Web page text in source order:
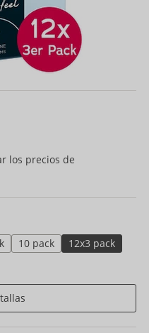
los precios de
10 pack
12x3 pack